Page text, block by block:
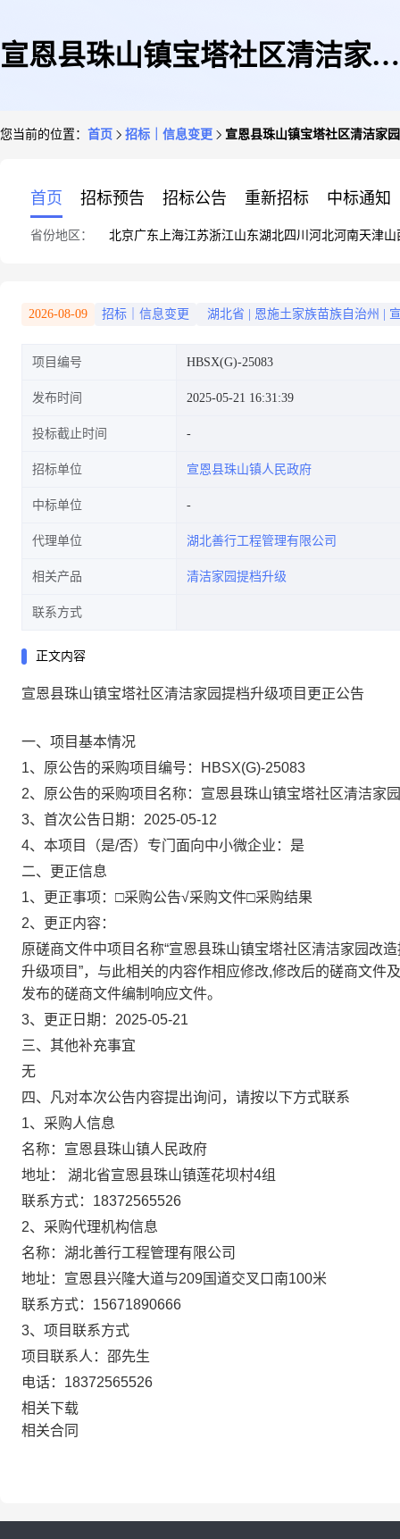
宣恩县珠山镇宝塔社区清洁家园
您当前的位置： 首页 招标｜信息变更 宣恩县珠山镇宝塔社区清洁家
首页 招标预告 招标公告 重新招标 中标通知
省份地区： 北京广东 上海江苏浙江山东湖北四川 河北河南天津山
2026-08-09 招标｜信息变更 湖北省 恩施土家族苗族自治州
项目编号 HBSX(G)-25083
发布时间 2025-05-21 16:31:39
投标截止时间
招标单位 宣恩县珠山镇人民政府
中标单位
代理单位 湖北善行工程管理有限公司
相关产品 清洁家园提档升级
联系方式
正文内容
宣恩县珠山镇宝塔社区清洁家园提档升级项目更正公告
一、项目基本情况
1、原公告的采购项目编号：
HBSX(G)-25083
2、原公告的采购项目名称： 宣恩县珠山镇宝塔社区清洁家
3、首次公告日期： 2025-05-12
4、本项目（是/否）专门面向中小微企业： 是
二、更正信息
1、更正事项：□采购公告√采购文件□采购结果
2、更正内容：
原磋商文件中项目名称“宣恩县珠山镇宝塔社区清洁家园改
升级项目”，与此相关的内容作相应修改,修改后的磋商文件
发布的磋商文件编制响应文件。
3、更正日期： 2025-05-21
三、其他补充事宜
无
四、凡对本次公告内容提出询问，请按以下方式联系
1、采购人信息
名称： 宣恩县珠山镇人民政府
地址：
湖北省宣恩县珠山镇莲花坝村4组
联系方式： 18372565526
2、采购代理机构信息
名称： 湖北善行工程管理有限公司
地址： 宣恩县兴隆大道与209国道交叉口南100米
联系方式： 15671890666
3、项目联系方式
项目联系人： 邵先生
电话： 18372565526
相关下载
相关合同